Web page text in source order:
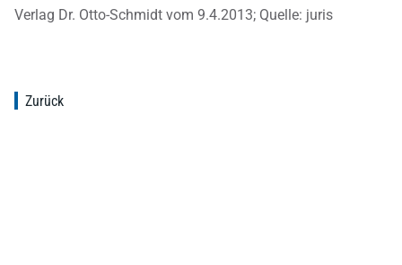
Verlag Dr. Otto-Schmidt vom 9.4.2013; Quelle: juris
Zurück